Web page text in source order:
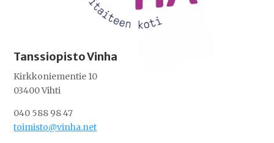
Tanssiopisto Vinha
Kirkkoniementie 10
03400 Vihti
040 588 98 47
toimisto@vinha.net